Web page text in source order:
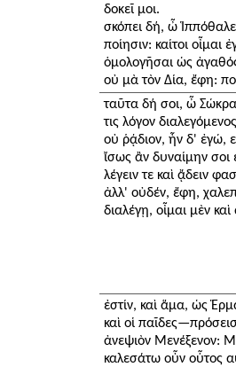
δοκεῖ μοι.
σκόπει δή, ὦ
ποίησιν: καίτοι
ὁμολογῆσαι ὡς
οὐ μὰ τὸν Δία, ἔφη:
ταῦτα δή σοι, ὦ
τις λόγον
οὐ ῥᾴδιον, ἦν δ' ἐγώ,
ἴσως ἂν δυναίμην σοι
λέγειν τε καὶ ᾄδειν
ἀλλ' οὐδέν, ἔφη,
διαλέγῃ, οἶμαι μὲν
ἐστίν, καὶ ἅμα, ὡς
καὶ οἱ
ἀνεψιὸν Μενέξενον:
καλεσάτω οὖν οὗτος